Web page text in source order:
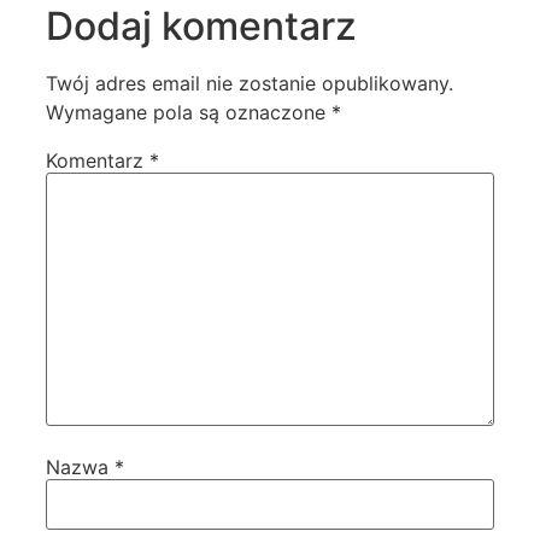
Dodaj komentarz
Twój adres email nie zostanie opublikowany.
Wymagane pola są oznaczone *
Komentarz *
Nazwa *